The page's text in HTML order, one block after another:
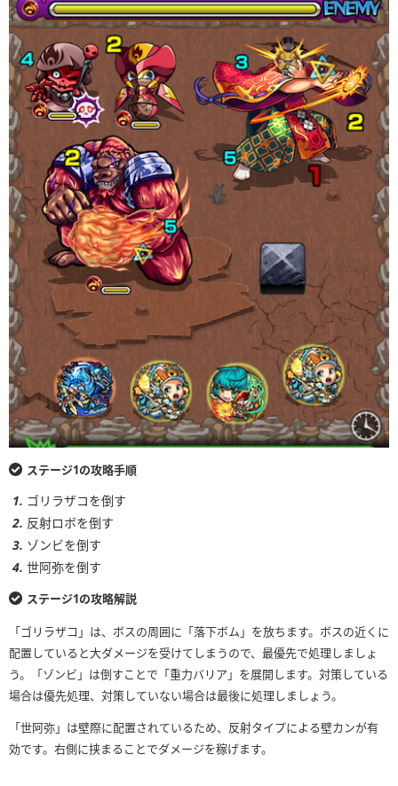
ステージ1の攻略手順
ゴリラザコを倒す
反射ロボを倒す
ゾンビを倒す
世阿弥を倒す
ステージ1の攻略解説
「ゴリラザコ」は、ボスの周囲に「落下ボム」を放ちます。ボスの近くに
配置していると大ダメージを受けてしまうので、最優先で処理しましょ
う。「ゾンビ」は倒すことで「重力バリア」を展開します。対策している
場合は優先処理、対策していない場合は最後に処理しましょう。
「世阿弥」は壁際に配置されているため、反射タイプによる壁カンが有
効です。右側に挟まることでダメージを稼げます。